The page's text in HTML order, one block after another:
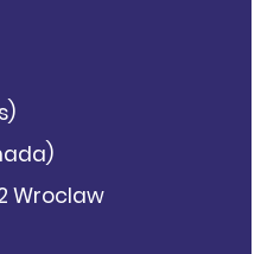
Wroclaw